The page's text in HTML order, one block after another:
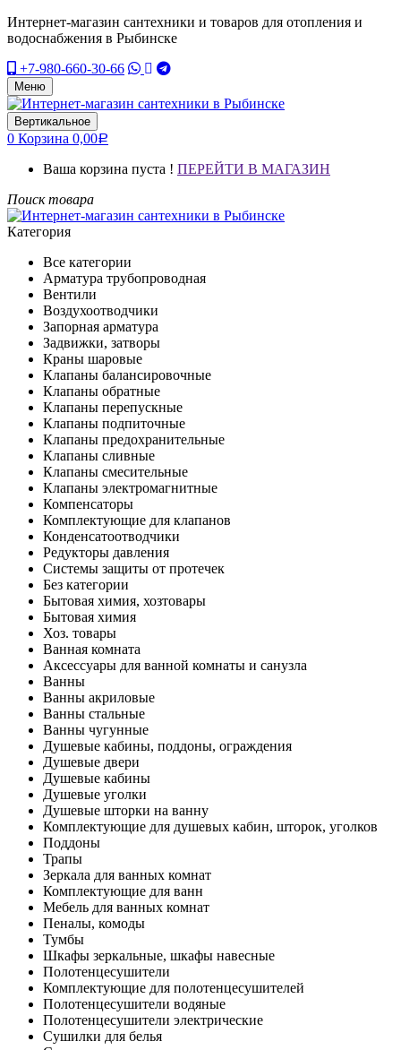
Интернет-магазин сантехники и товаров для отопления и
водоснабжения в Рыбинске
+7-980-660-30-66
Меню
Вертикальное
0 Корзина 0,00Р
Ваша корзина пуста ! ПЕРЕЙТИ В МАГАЗИН
Поиск товара
Категория
Все категории
Арматура трубопроводная
Вентили
Воздухоотводчики
Запорная арматура
Задвижки, затворы
Краны шаровые
Клапаны балансировочные
Клапаны обратные
Клапаны перепускные
Клапаны подпиточные
Клапаны предохранительные
Клапаны сливные
Клапаны смесительные
Клапаны электромагнитные
Компенсаторы
Комплектующие для клапанов
Конденсатоотводчики
Редукторы давления
Системы защиты от протечек
Без категории
Бытовая химия, хозтовары
Бытовая химия
Хоз. товары
Ванная комната
Аксессуары для ванной комнаты и санузла
Ванны
Ванны акриловые
Ванны стальные
Ванны чугунные
Душевые кабины, поддоны, ограждения
Душевые двери
Душевые кабины
Душевые уголки
Душевые шторки на ванну
Комплектующие для душевых кабин, шторок, уголков
Поддоны
Трапы
Зеркала для ванных комнат
Комплектующие для ванн
Мебель для ванных комнат
Пеналы, комоды
Тумбы
Шкафы зеркальные, шкафы навесные
Полотенцесушители
Комплектующие для полотенцесушителей
Полотенцесушители водяные
Полотенцесушители электрические
Сушилки для белья